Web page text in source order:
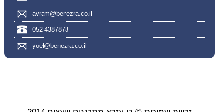
avram@benezra.co.il
052-4387878
yoel@benezra.co.il